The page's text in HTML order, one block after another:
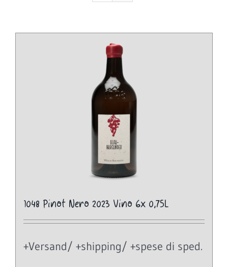
1048 Pinot Nero 2023 Vino 6x 0,75L
+Versand/ +shipping/ +spese di sped.